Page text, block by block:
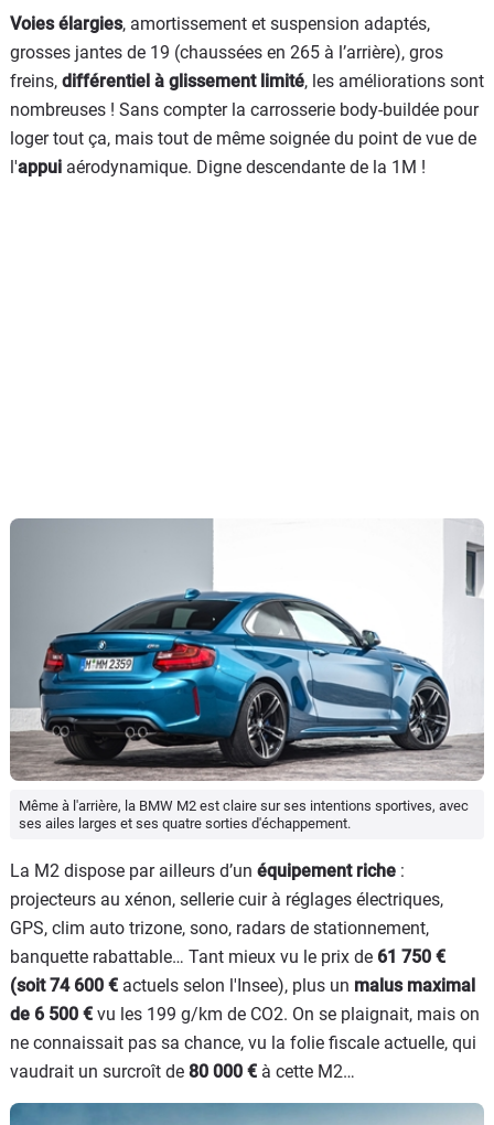
Voies élargies, amortissement et suspension adaptés,
grosses jantes de 19 (chaussées en 265 à l’arrière), gros
freins, différentiel à glissement limité, les améliorations sont
nombreuses ! Sans compter la carrosserie body-buildée pour
loger tout ça, mais tout de même soignée du point de vue de
l'appui aérodynamique. Digne descendante de la 1M !
Même à l'arrière, la BMW M2 est claire sur ses intentions sportives, avec
ses ailes larges et ses quatre sorties d'échappement.
La M2 dispose par ailleurs d’un équipement riche :
projecteurs au xénon, sellerie cuir à réglages électriques,
GPS, clim auto trizone, sono, radars de stationnement,
banquette rabattable… Tant mieux vu le prix de 61 750 €
(soit 74 600 € actuels selon l'Insee), plus un malus maximal
de 6 500 € vu les 199 g/km de CO2. On se plaignait, mais on
ne connaissait pas sa chance, vu la folie fiscale actuelle, qui
vaudrait un surcroît de 80 000 € à cette M2…